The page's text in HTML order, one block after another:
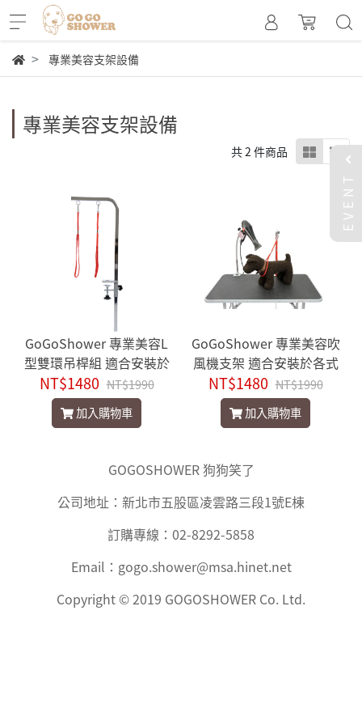
專業美容支架設備
專業美容支架設備
共 2 件商品
GoGoShower 專業美容L
型雙環吊桿組 適合安裝於
各式桌面
NT$1480 NT$1990
加入購物車
GoGoShower 專業美容吹
風機支架 適合安裝於各式
桌面
NT$1480 NT$1990
加入購物車
GOGOSHOWER 狗狗笑了
公司地址：新北市五股區凌雲路三段1號E棟
訂購專線：02-8292-5858
Email：gogo.shower@msa.hinet.net
Copyright © 2019 GOGOSHOWER Co. Ltd.
EVENT